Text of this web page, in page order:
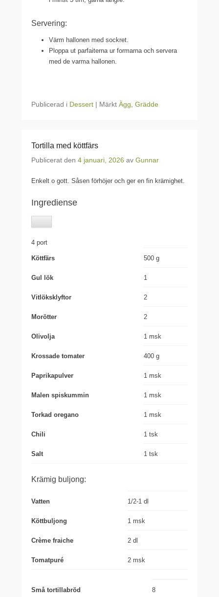
Servering:
Värm hallonen med sockret.
Ploppa ut parfaiterna ur formarna och servera
med de varma hallonen.
Publicerad i Dessert | Märkt Ägg Grädde
Tortilla med köttfärs
Publicerat den 4 januari, 2026 av Gunnar
Enkelt o gott. Såsen förhöjer och ger en fin krämighet.
Ingrediense
4 port
Köttfärs 500 g
Gul lök 1
Vitlöksklyftor 2
Morötter 2
Olivolja 1 msk
Krossade tomater 400 g
Paprikapulver 1 msk
Malen spiskummin 1 msk
Torkad oregano 1 msk
Chili 1 tsk
Salt 1 tsk
Krämig buljong:
Vatten 1/2-1 dl
Köttbuljong 1 msk
Crème fraiche 2 dl
Tomatpuré 2 msk
Små tortillabröd 8